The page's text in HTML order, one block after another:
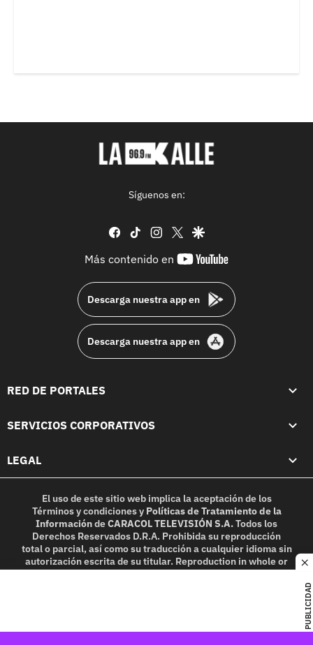
PUBLICIDAD
Síguenos en:
facebook
tiktok instagram
twittergoogle
Más contenido en
youtube-
Descarga nuestra app en
Descarga nuestra app en
RED DE PORTALES
SERVICIOS CORPORATIVOS
LEGAL
El uso de este sitio web implica la aceptación de los
Términos y condicionesy Políticas de Tratamiento de la
InformacióndeCARACOL TELEVISIÓN S.A.Todos los
Derechos Reservados D.R.A. Prohibida su reproducción
total o parcial, así como su traducción a cualquier idioma sin
autorización escrita de su titular. Reproduction in whole or
in part, or translation without written permission is